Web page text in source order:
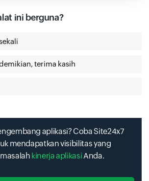
ini berguna?
terima kasih
aplikasi? Coba Site24x7
mendapatkan visibilitas yang
kinerja aplikasi Anda.